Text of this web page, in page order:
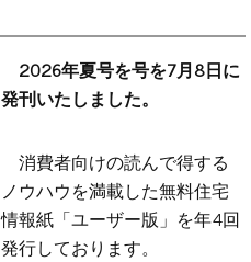
2026年夏号を号を7月8日に
発刊いたしました。
消費者向けの読んで得する
ノウハウを満載した無料住宅
情報紙「ユーザー版」を年4回
発行しております。